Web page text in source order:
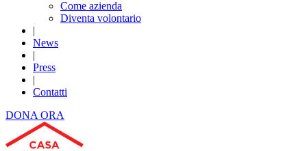
Come azienda
Diventa volontario
|
News
|
Press
|
Contatti
DONA ORA